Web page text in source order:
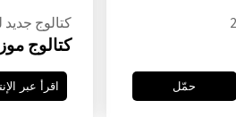
حمّل
كتالوج جديد
كتالوج
اقرأ عبر